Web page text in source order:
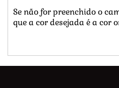
Se não for preenchido o
que a cor desejada é a cor